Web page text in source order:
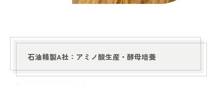
石油精製A社：アミノ酸生産・酵母培養